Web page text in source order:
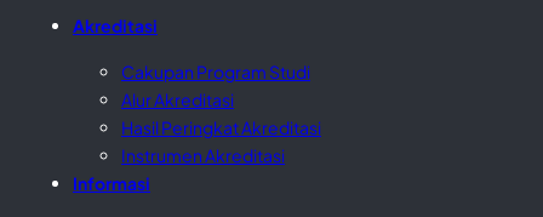
Akreditasi
Cakupan Program Studi
Alur Akreditasi
Hasil Peringkat Akreditasi
Instrumen Akreditasi
Informasi